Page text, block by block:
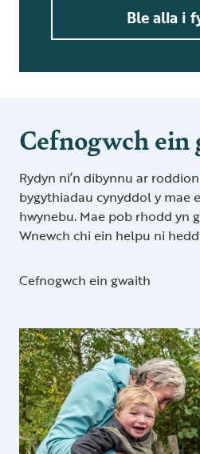
Ble alla i
Cefnogwch
Rydyn ni’n dibynnu ar roddion
bygythiadau cynyddol y mae
hwynebu. Mae pob rhodd yn
Wnewch chi ein helpu ni
Cefnogwch ein gwaith